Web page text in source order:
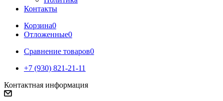
Контакты
Корзина0
Отложенные0
Сравнение товаров0
+7 (930) 821-21-11
Контактная информация